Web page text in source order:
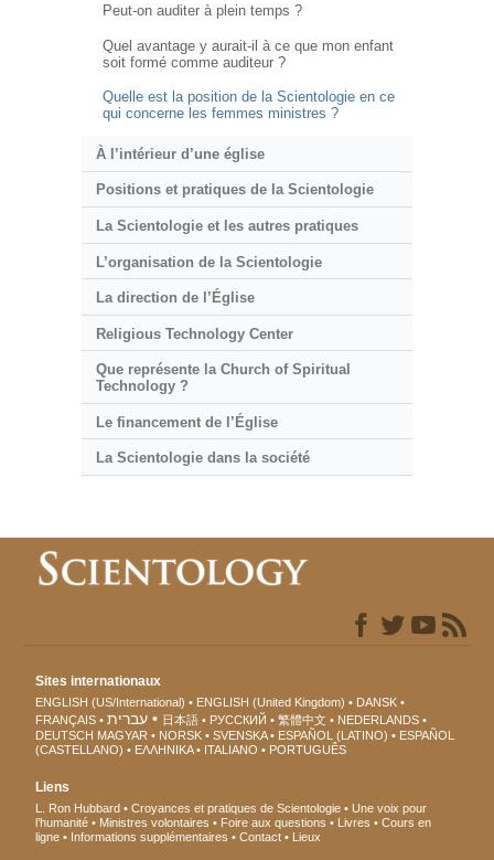
Peut-on auditer à plein temps ?
Quel avantage y aurait-il à ce que mon enfant
soit formé comme auditeur ?
Quelle est la position de la Scientologie en ce
qui concerne les femmes ministres ?
À l’intérieur d’une église
Positions et pratiques de la Scientologie
La Scientologie et les autres pratiques
L’organisation de la Scientologie
La direction de l’Église
Religious Technology Center
Que représente la Church of Spiritual
Technology ?
Le financement de l’Église
La Scientologie dans la société
Sites internationaux
ENGLISH (US/International) ENGLISH (United Kingdom)
DANSK
FRANÇAIS
עברית 日本語 РУССКИЙ 繁體中文
NEDERLANDS
DEUTSCH MAGYAR NORSK SVENSKA ESPAÑOL (LATINO)
ESPAÑOL
(CASTELLANO)
ΕΛΛΗΝΙΚA ITALIANO PORTUGUÊS
Liens
L. Ron Hubbard Croyances et pratiques de Scientologie
Une voix pour
l’humanité
Ministres volontaires Foire aux questions Livres
Cours en
ligne
Informations supplémentaires Contact Lieux